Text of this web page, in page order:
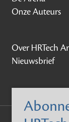
Onze Auteurs
Over HRTech
Nieuwsbrief